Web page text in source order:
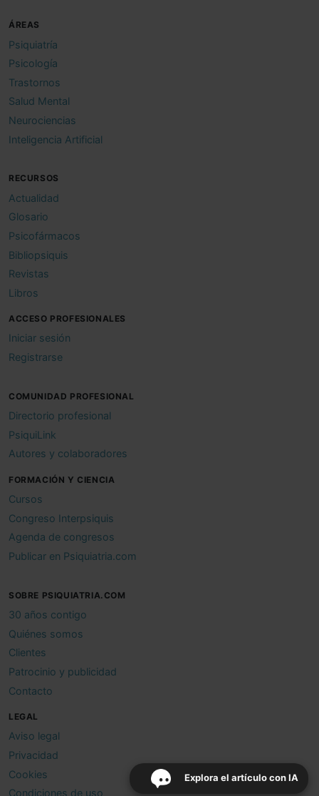
Explora el artículo con IA
ÁREAS
Psiquiatría
Psicología
Trastornos
Salud Mental
Neurociencias
Inteligencia Artificial
RECURSOS
Actualidad
Glosario
Psicofármacos
Bibliopsiquis
Revistas
Libros
ACCESO PROFESIONALES
Iniciar sesión
Registrarse
COMUNIDAD PROFESIONAL
Directorio profesional
PsiquiLink
Autores y colaboradores
FORMACIÓN Y CIENCIA
Cursos
Congreso Interpsiquis
Agenda de congresos
Publicar en Psiquiatria.com
SOBRE PSIQUIATRIA.COM
30 años contigo
Quiénes somos
Clientes
Patrocinio y publicidad
Contacto
LEGAL
Aviso legal
Privacidad
Cookies
Condiciones de uso